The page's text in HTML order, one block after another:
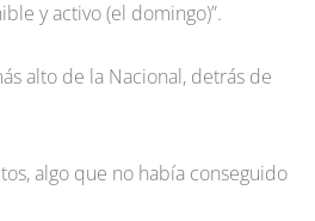
y activo (el domingo)”.
alto de la Nacional, detrás de
algo que no había conseguido